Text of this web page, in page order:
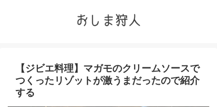
【ジビエ料理】マガモのクリームソースで
つくったリゾットが激うまだったので紹介
する